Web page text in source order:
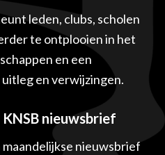
leden, clubs, scholen
te ontplooien in het
en een
en verwijzingen.
nieuwsbrief
nieuwsbrief